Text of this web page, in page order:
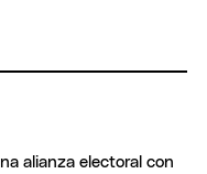
alianza electoral con